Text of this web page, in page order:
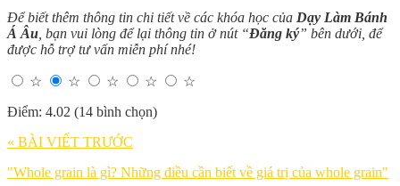
Để biết thêm thông tin chi tiết về các khóa học của Dạy Làm Bánh
Á Âu , bạn vui lòng để lại thông tin ở nút “Đăng ký” bên dưới, để
được hỗ trợ tư vấn miễn phí nhé!
☆ ☆ ☆ ☆
☆
Điểm: 4.02 (14 bình chọn)
« BÀI VIẾT TRƯỚC
"Whole grain là gì? Những điều cần biết về giá trị của whole grain"